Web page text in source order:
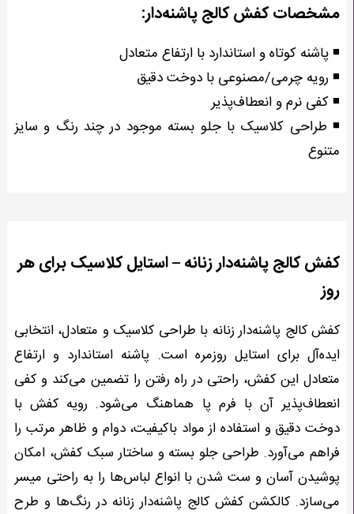
مشخصات کفش کالج پاشنه‌دار:
◾ پاشنه کوتاه و استاندارد با ارتفاع متعادل
◾ رویه چرمی/مصنوعی با دوخت دقیق
◾ کفی نرم و انعطاف‌پذیر
◾ طراحی کلاسیک با جلو بسته موجود در چند رنگ و سایز
متنوع
کفش کالج پاشنه‌دار زنانه – استایل کلاسیک برای هر
روز
کفش کالج پاشنه‌دار زنانه با طراحی کلاسیک و متعادل، انتخابی
ایده‌آل برای استایل روزمره است. پاشنه استاندارد و ارتفاع
متعادل این کفش، راحتی در راه رفتن را تضمین می‌کند و کفی
انعطاف‌پذیر آن با فرم پا هماهنگ می‌شود. رویه کفش با
دوخت دقیق و استفاده از مواد باکیفیت، دوام و ظاهر مرتب را
فراهم می‌آورد. طراحی جلو بسته و ساختار سبک کفش، امکان
پوشیدن آسان و ست شدن با انواع لباس‌ها را به راحتی میسر
می‌سازد. کالکشن کفش کالج پاشنه‌دار زنانه در رنگ‌ها و طرح